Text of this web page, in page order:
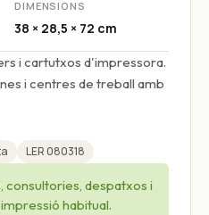
DIMENSIONS
38 × 28,5 × 72 cm
i cartutxos d'impressora.
i centres de treball amb
LER 080318
consultories, despatxos i
habitual.